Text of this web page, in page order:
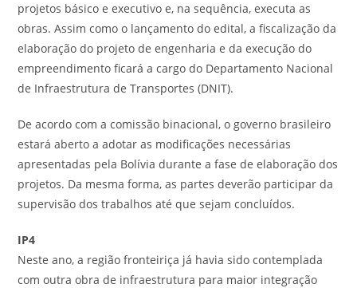
projetos básico e executivo e, na sequência, executa as
obras. Assim como o lançamento do edital, a fiscalização da
elaboração do projeto de engenharia e da execução do
empreendimento ficará a cargo do Departamento Nacional
de Infraestrutura de Transportes (DNIT).
De acordo com a comissão binacional, o governo brasileiro
estará aberto a adotar as modificações necessárias
apresentadas pela Bolívia durante a fase de elaboração dos
projetos. Da mesma forma, as partes deverão participar da
supervisão dos trabalhos até que sejam concluídos.
IP4
Neste ano, a região fronteiriça já havia sido contemplada
com outra obra de infraestrutura para maior integração